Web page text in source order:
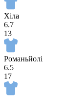
Хіла
6.7
13
Романьйолі
6.5
17